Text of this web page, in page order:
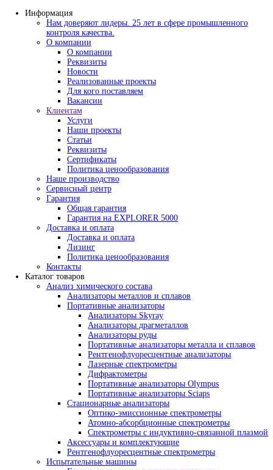
Информация
Нам доверяют лидеры. 25 лет в сфере
контроля качества.
О компании
О компании
Реквизиты
Новости
Реализованные проекты
Для кого поставляем
Вакансии
Клиентам
Услуги
Наши проекты
Статьи
Реквизиты
Сертификаты
Политика ценообразования
Наше производство
Сервисный центр
Гарантия
Общая гарантия
Гарантия на EXPLORER 5000
Доставка и оплата
Доставка и оплата
Лизинг
Политика ценообразования
Контакты
Каталог товаров
Анализ химического состава
Анализаторы металлов и сплавов
Портативные анализаторы
Анализаторы Skyray
Анализаторы драгметаллов
Анализаторы руды
Портативные анализаторы металла и
Рентгенофлуоресцентные анализаторы
Лазерные спектрометры
Дифрактометры
Портативные анализаторы Olympus
Портативные анализаторы Sciaps